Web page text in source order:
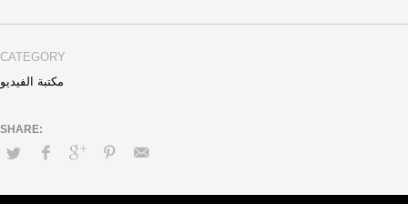
CATEGORY
مكتبة الفيديو